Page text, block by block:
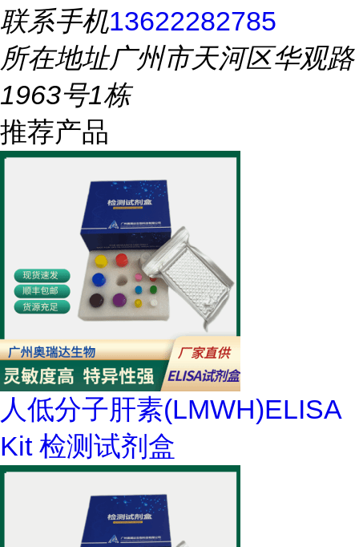
联系手机13622282785
所在地址广州市天河区华观路
1963号1栋
推荐产品
人低分子肝素(LMWH)ELISA
Kit 检测试剂盒